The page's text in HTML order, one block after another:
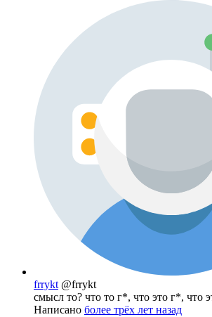
frrykt @frrykt
смысл то? что то г*, что это г*, что
Написано более трёх лет назад